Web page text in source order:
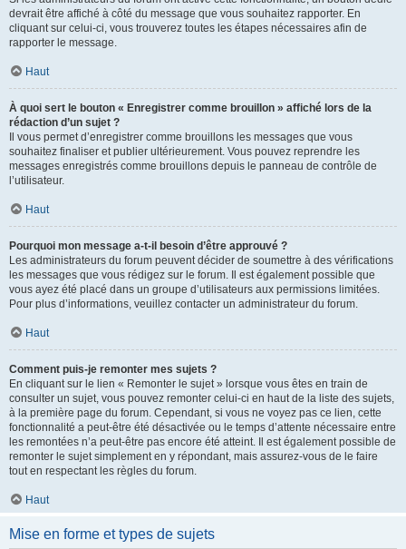
devrait être affiché à côté du message que vous souhaitez rapporter. En
cliquant sur celui-ci, vous trouverez toutes les étapes nécessaires afin de
rapporter le message.
Haut
À quoi sert le bouton « Enregistrer comme brouillon » affiché lors de la
rédaction d’un sujet ?
Il vous permet d’enregistrer comme brouillons les messages que vous
souhaitez finaliser et publier ultérieurement. Vous pouvez reprendre les
messages enregistrés comme brouillons depuis le panneau de contrôle de
l’utilisateur.
Haut
Pourquoi mon message a-t-il besoin d’être approuvé ?
Les administrateurs du forum peuvent décider de soumettre à des vérifications
les messages que vous rédigez sur le forum. Il est également possible que
vous ayez été placé dans un groupe d’utilisateurs aux permissions limitées.
Pour plus d’informations, veuillez contacter un administrateur du forum.
Haut
Comment puis-je remonter mes sujets ?
En cliquant sur le lien « Remonter le sujet » lorsque vous êtes en train de
consulter un sujet, vous pouvez remonter celui-ci en haut de la liste des sujets,
à la première page du forum. Cependant, si vous ne voyez pas ce lien, cette
fonctionnalité a peut-être été désactivée ou le temps d’attente nécessaire entre
les remontées n’a peut-être pas encore été atteint. Il est également possible de
remonter le sujet simplement en y répondant, mais assurez-vous de le faire
tout en respectant les règles du forum.
Haut
Mise en forme et types de sujets